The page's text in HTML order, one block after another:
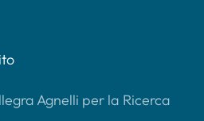
Agnelli per la Ricerca